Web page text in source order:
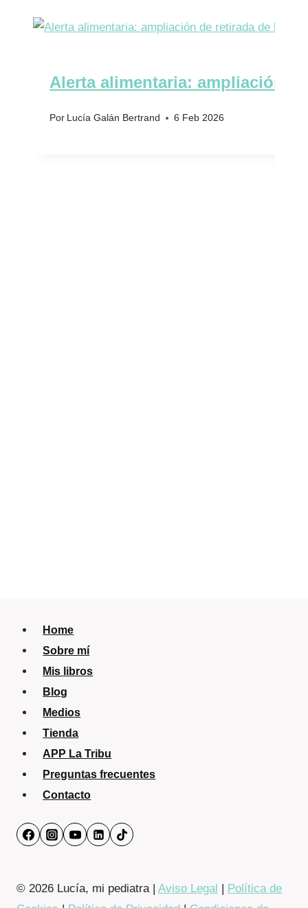
Alerta alimentaria: ampliación
Por Lucía Galán Bertrand 6 Feb 2026
Home
Sobre mí
Mis libros
Blog
Medios
Tienda
APP La Tribu
Preguntas frecuentes
Contacto
© 2026 Lucía, mi pediatra | Aviso Legal | Política de